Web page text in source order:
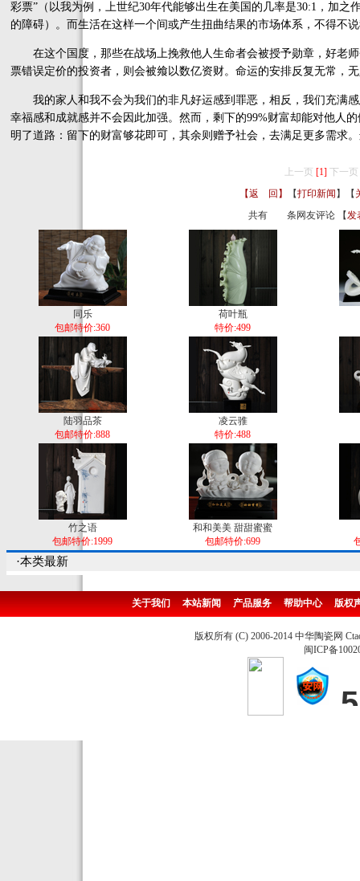
彩票”（以我为例，上世纪30年代能够出生在美国的几率是30:1，加
的障碍）。而生活在这样一个间或产生扭曲结果的市场体系，不得不
在这个国度，那些在战场上挽救他人生命者会被授予勋章，好老
票错误定价的投资者，则会被飨以数亿资财。命运的安排反复无常，
我的家人和我不会为我们的非凡好运感到罪恶，相反，我们充满感
幸福感和成就感并不会因此加强。然而，剩下的99%财富却能对他人
明了道路：留下的财富够花即可，其余则赠予社会，去满足更多需求
上一页 [1] 下一页
【返 回】
【打印新闻 】【
共有
条网友评论 【发
同乐
包邮特价:360
荷叶瓶
特价:499
陆羽品茶
包邮特价:888
凌云骓
特价:488
竹之语
包邮特价:1999
和和美美 甜甜蜜蜜
包邮特价:699
·本类最新
关于我们 本站新闻 产品服务 帮助中心 版权
版权所有 (C) 2006-2014 中华陶瓷网
闽ICP备